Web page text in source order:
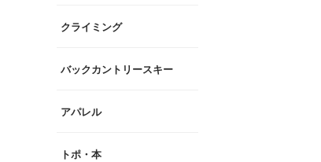
クライミング
バックカントリースキー
アパレル
トポ・本